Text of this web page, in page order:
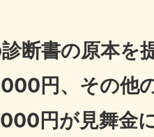
断書の原本を
円、その他
円が見舞金